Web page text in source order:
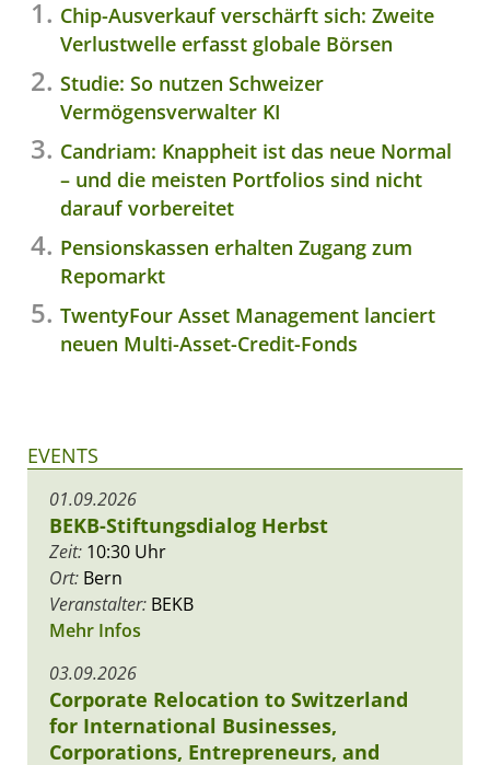
Chip-Ausverkauf verschärft sich: Zweite
Verlustwelle erfasst globale Börsen
Studie: So nutzen Schweizer
Vermögensverwalter KI
Candriam: Knappheit ist das neue Normal
– und die meisten Portfolios sind nicht
darauf vorbereitet
Pensionskassen erhalten Zugang zum
Repomarkt
TwentyFour Asset Management lanciert
neuen Multi-Asset-Credit-Fonds
EVENTS
01.09.2026
BEKB-Stiftungsdialog Herbst
Zeit: 10:30 Uhr
Ort: Bern
Veranstalter: BEKB
Mehr Infos
03.09.2026
Corporate Relocation to Switzerland
for International Businesses,
Corporations, Entrepreneurs, and